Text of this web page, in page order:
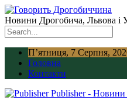
Новини Дрогобича, Львова і
П’ятниця, 7 Серпня,
Головна
Контакти
Publisher - Новини